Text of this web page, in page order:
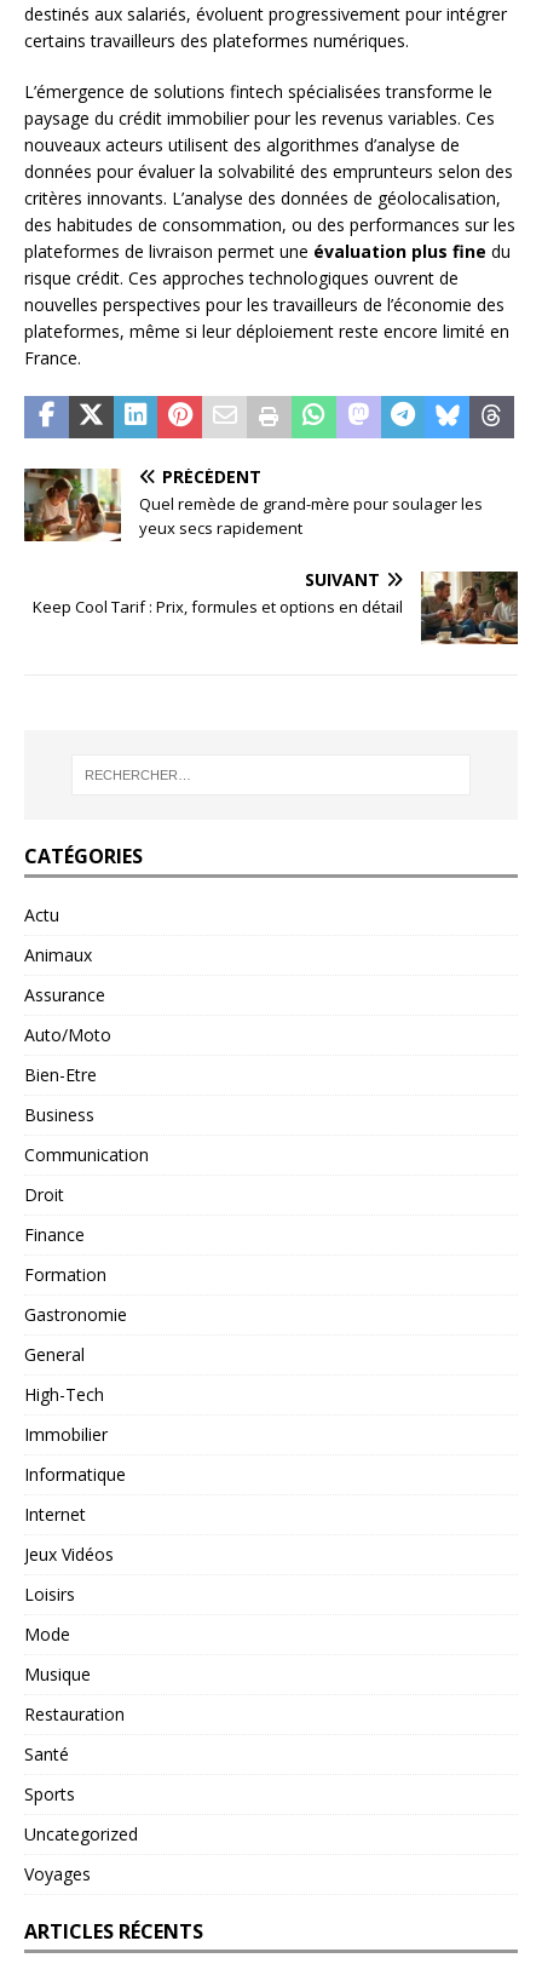
destinés aux salariés, évoluent progressivement pour intégrer
certains travailleurs des plateformes numériques.
L’émergence de solutions fintech spécialisées transforme le
paysage du crédit immobilier pour les revenus variables. Ces
nouveaux acteurs utilisent des algorithmes d’analyse de
données pour évaluer la solvabilité des emprunteurs selon des
critères innovants. L’analyse des données de géolocalisation,
des habitudes de consommation, ou des performances sur les
plateformes de livraison permet une évaluation plus fine du
risque crédit. Ces approches technologiques ouvrent de
nouvelles perspectives pour les travailleurs de l’économie des
plateformes, même si leur déploiement reste encore limité en
France.
PRÉCÉDENT
Quel remède de grand-mère pour soulager les
yeux secs rapidement
SUIVANT
Keep Cool Tarif : Prix, formules et options en détail
CATÉGORIES
Actu
Animaux
Assurance
Auto/Moto
Bien-Etre
Business
Communication
Droit
Finance
Formation
Gastronomie
General
High-Tech
Immobilier
Informatique
Internet
Jeux Vidéos
Loisirs
Mode
Musique
Restauration
Santé
Sports
Uncategorized
Voyages
ARTICLES RÉCENTS